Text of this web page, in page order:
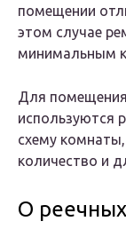
помещении
этом случае
минимальным
Для
используются
схему
количество и
О